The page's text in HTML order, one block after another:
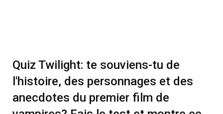
Quiz Twilight: te souviens-tu de
l'histoire, des personnages et des
anecdotes du premier film de